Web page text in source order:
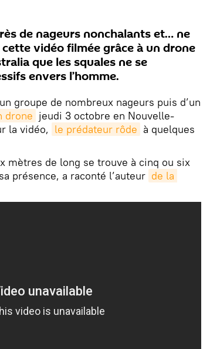
de nageurs nonchalants et… ne
vidéo filmée grâce à un drone
que les squales ne se
envers l’homme.
groupe de nombreux nageurs puis d’un
drone jeudi 3 octobre en Nouvelle-
la vidéo, le prédateur rôde à quelques
mètres de long se trouve à cinq ou six
présence, a raconté l’auteur de la